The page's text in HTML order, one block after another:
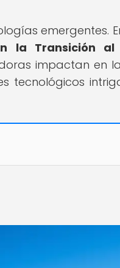
emergentes.
la Transición al
impactan en
tecnológicos